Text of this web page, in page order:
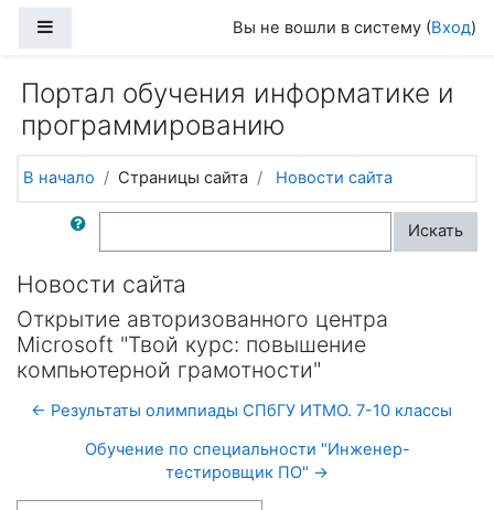
Вы не вошли в систему (Вход)
Портал обучения информатике и
программированию
В начало Страницы сайта Новости сайта
Поиск по форумам Искать
Новости сайта
Открытие авторизованного центра
Microsoft "Твой курс: повышение
компьютерной грамотности"
← Результаты олимпиады СПбГУ ИТМО. 7-10 классы
Обучение по специальности "Инженер-
тестировщик ПО" →